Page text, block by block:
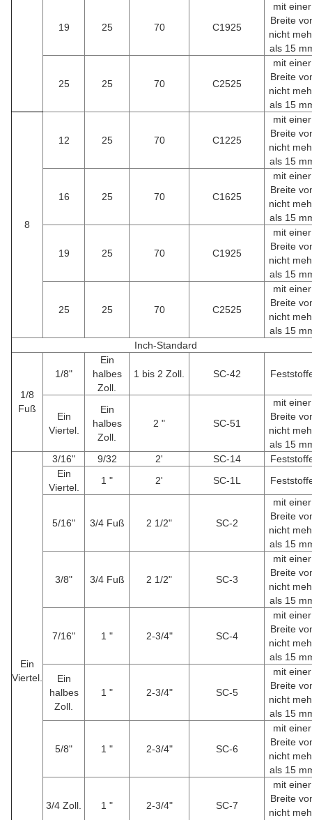
19 25 70 C1925
mit einer
Breite
nicht
als 15
25 25 70 C2525
mit einer
Breite
nicht
als 15
8
12 25 70 C1225
mit einer
Breite
nicht
als 15
16 25 70 C1625
mit einer
Breite
nicht
als 15
19 25 70 C1925
mit einer
Breite
nicht
als 15
25 25 70 C2525
mit einer
Breite
nicht
als 15
Inch-Standard
1/8
Fuß
1/8"
Ein
halbes
Zoll.
1 bis 2 Zoll. SC-42
Ein
Viertel.
Ein
halbes
Zoll.
2 " SC-51
mit einer
Breite
nicht
als 15
Ein
Viertel.
3/16" 9/32 2' SC-14
Ein
Viertel.
1 " 2' SC-1L
5/16" 3/4 Fuß 2 1/2" SC-2
mit einer
Breite
nicht
als 15
3/8" 3/4 Fuß 2 1/2" SC-3
mit einer
Breite
nicht
als 15
7/16" 1 " 2-3/4" SC-4
mit einer
Breite
nicht
als 15
Ein
halbes
Zoll.
1 " 2-3/4" SC-5
mit einer
Breite
nicht
als 15
5/8" 1 " 2-3/4" SC-6
mit einer
Breite
nicht
als 15
3/4 Zoll. 1 " 2-3/4" SC-7
mit einer
Breite
nicht